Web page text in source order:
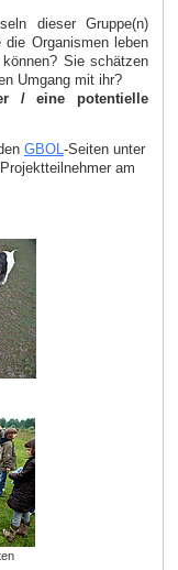
dieser Gruppe(n)
Organismen leben
Sie schätzen
Umgang mit ihr?
/ eine potentielle
GBOL-Seiten unter
am